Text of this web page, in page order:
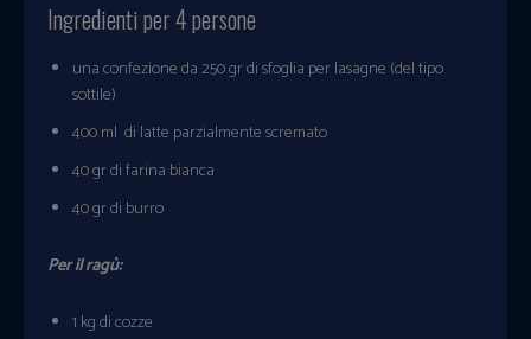
Ingredienti per 4 persone
una confezione da 250 gr di sfoglia per lasagne (del tipo
sottile)
400 ml di latte parzialmente scremato
40 gr di farina bianca
40 gr di burro
Per il ragù:
1 kg di cozze